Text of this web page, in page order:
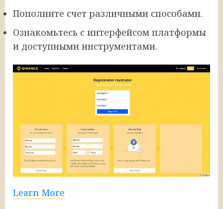
Пополните счет различными способами.
Ознакомьтесь с интерфейсом платформы
и доступными инструментами.
Learn More